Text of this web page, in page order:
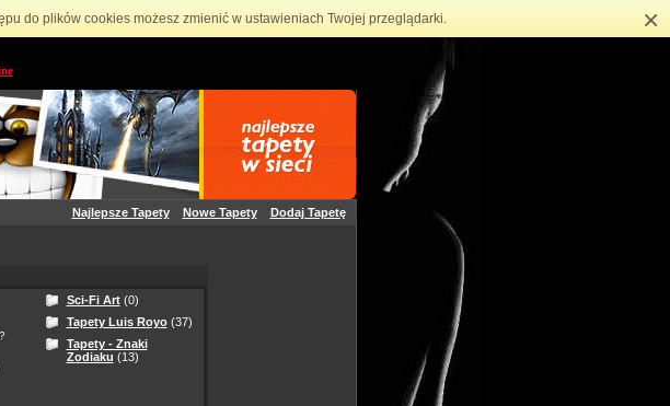
do plików cookies możesz zmienić w ustawieniach Twojej przeglądarki. ×
Najlepsze Tapety Nowe Tapety
Dodaj Tapetę
Sci-Fi Art(0)
Tapety Luis Royo(37)
Tapety - Znaki
Zodiaku (13)